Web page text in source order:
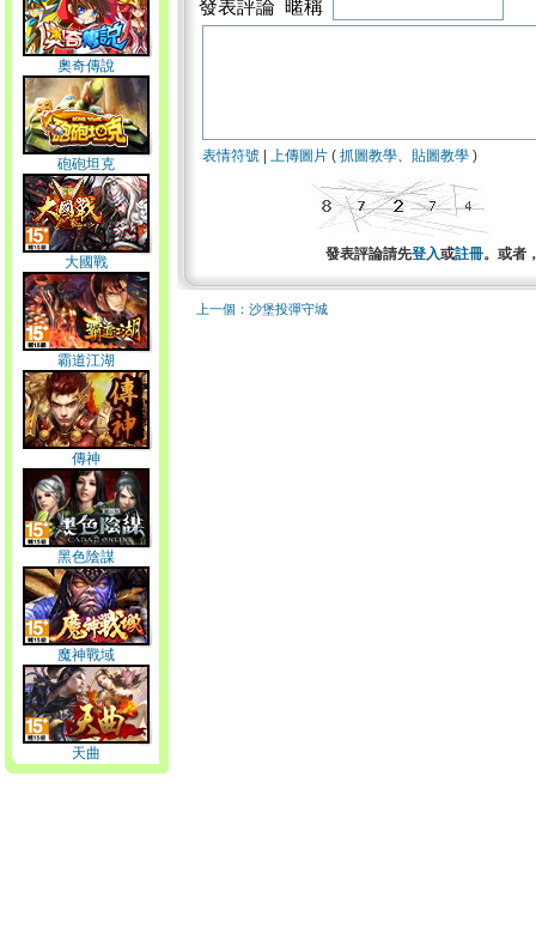
奧奇傳說
砲砲坦克
大國戰
霸道江湖
傳神
黑色陰謀
魔神戰域
天曲
發表評論 暱稱
表情符號 上傳圖片 ( 抓圖教學、 貼圖教學 )
發表評論請先登入或註冊。或者
上一個：沙堡投彈守城